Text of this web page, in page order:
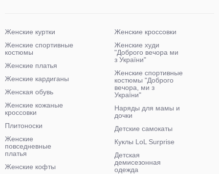
Женские куртки
Женские спортивные
костюмы
Женские платья
Женские кардиганы
Женская обувь
Женские кожаные
кроссовки
Плитоноски
Женские
повседневные
платья
Женские кофты
Женские кроссовки
Женские худи
"Доброго вечора ми
з України"
Женские спортивные
костюмы "Доброго
вечора, ми з
України"
Наряды для мамы и
дочки
Детские самокаты
Куклы LoL Surprise
Детская
демисезонная
одежда